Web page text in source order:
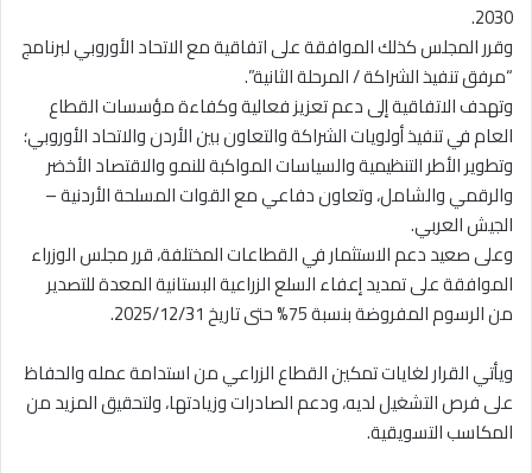
2030.
وقرر المجلس كذلك الموافقة على اتفاقية مع الاتحاد الأوروبي لبرنامج
“مرفق تنفيذ الشراكة / المرحلة الثانية”.
وتهدف الاتفاقية إلى دعم تعزيز فعالية وكفاءة مؤسسات القطاع
العام في تنفيذ أولويات الشراكة والتعاون بين الأردن والاتحاد الأوروبي؛
وتطوير الأطر التنظيمية والسياسات المواكبة للنمو والاقتصاد الأخضر
والرقمي والشامل، وتعاون دفاعي مع القوات المسلحة الأردنية –
الجيش العربي.
وعلى صعيد دعم الاستثمار في القطاعات المختلفة، قرر مجلس الوزراء
الموافقة على تمديد إعفاء السلع الزراعية البستانية المعدة للتصدير
من الرسوم المفروضة بنسبة 75% حتى تاريخ 2025/12/31.
ويأتي القرار لغايات تمكين القطاع الزراعي من استدامة عمله والحفاظ
على فرص التشغيل لديه، ودعم الصادرات وزيادتها، ولتحقيق المزيد من
المكاسب التسويقية.